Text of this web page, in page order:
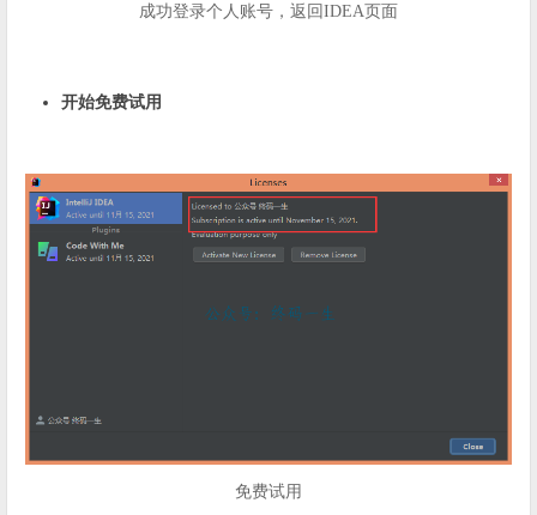
成功登录个人账号，返回IDEA页面
开始免费试用
免费试用